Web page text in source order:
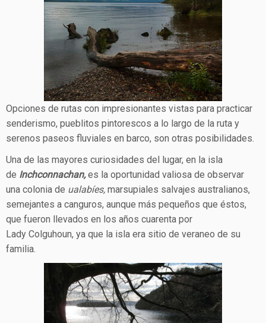
Opciones de rutas con impresionantes vistas para practicar
senderismo, pueblitos pintorescos a lo largo de la ruta y
serenos paseos fluviales en barco, son otras posibilidades.
Una de las mayores curiosidades del lugar, en la isla
de Inchconnachan,es la oportunidad valiosa de observar
una colonia de ualabíes, marsupiales salvajes australianos,
semejantes a canguros, aunque más pequeños que éstos,
que fueron llevados en los años cuarenta por
Lady Colguhoun, ya que la isla era sitio de veraneo de su
familia.